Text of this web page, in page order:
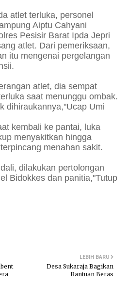
atlet terluka, personel
Aiptu Cahyani
Pesisir Barat Ipda Jepri
atlet. Dari pemeriksaan,
itu mengenai pergelangan
atlet, dia sempat
saat menunggu ombak.
dihiraukannya,"Ucap Umi
kembali ke pantai, luka
menyakitkan hingga
menahan sakit.
dilakukan pertolongan
Bidokkes dan panitia,"Tutup
LEBIH BARU
Desa Sukaraja Bagikan
Bantuan Beras